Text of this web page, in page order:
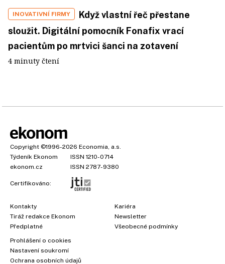
INOVATIVNÍ FIRMY
Když vlastní řeč přestane
sloužit. Digitální pomocník Fonafix vrací
pacientům po mrtvici šanci na zotavení
4 minuty čtení
Copyright ©1996-2026 Economia, a.s.
Týdeník Ekonom
ISSN 1210-0714
ekonom.cz
ISSN 2787-9380
Certifikováno:
Kontakty
Tiráž redakce Ekonom
Předplatné
Kariéra
Newsletter
Všeobecné podmínky
Prohlášení o cookies
Nastavení soukromí
Ochrana osobních údajů